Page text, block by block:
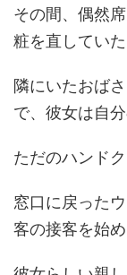
その間、偶然
粧を直していた
隣にいたおば
で、彼女は自
ただのハンド
窓口に戻った
客の接客を始め